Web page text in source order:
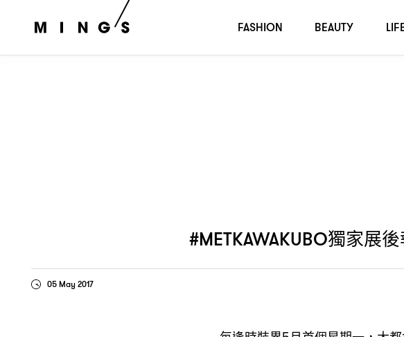
#METKAWAKUBO獨家展
05 May 2017
FASHION BEAUTY
#metkawakubo